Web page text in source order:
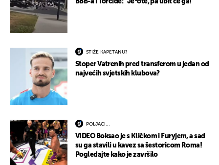
BBB-a i Torcide: "Je*ote, pa ubit će ga!"
STIŽE KAPETANU?
Stoper Vatrenih pred transferom u jedan od
najvećih svjetskih klubova?
POLJACI...
VIDEO Boksao je s Kličkom i Furyjem, a sad
su ga stavili u kavez sa šestoricom Roma!
Pogledajte kako je završilo